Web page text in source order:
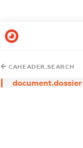
CAHEADER.SEARCH
document.dossier